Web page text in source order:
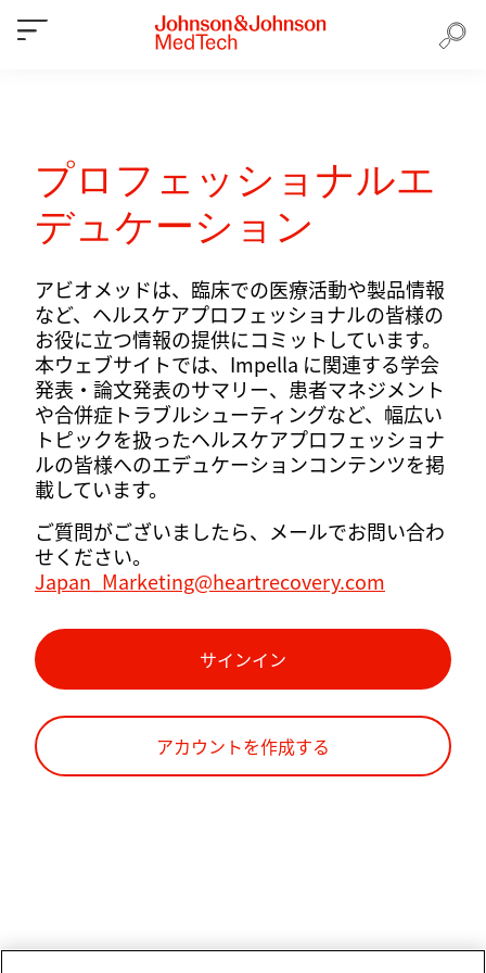
プロフェッショナルエ
デュケーション
アビオメッドは、臨床での医療活動や製品情報
など、ヘルスケアプロフェッショナルの皆様の
お役に立つ情報の提供にコミットしています。
本ウェブサイトでは、Impella に関連する学会
発表・論文発表のサマリー、患者マネジメント
や合併症トラブルシューティングなど、幅広い
トピックを扱ったヘルスケアプロフェッショナ
ルの皆様へのエデュケーションコンテンツを掲
載しています。
ご質問がございましたら、メールでお問い合わ
せください。
Japan_Marketing@heartrecovery.com